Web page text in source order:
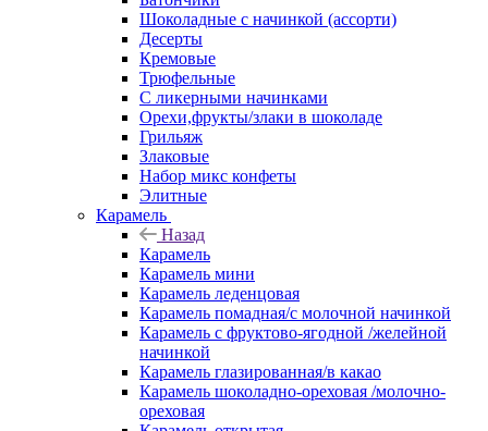
Шоколадные с начинкой (ассорти)
Десерты
Кремовые
Трюфельные
С ликерными начинками
Орехи,фрукты/злаки в шоколаде
Грильяж
Злаковые
Набор микс конфеты
Элитные
Карамель
Назад
Карамель
Карамель мини
Карамель леденцовая
Карамель помадная/с молочной начинкой
Карамель с фруктово-ягодной /желейной
начинкой
Карамель глазированная/в какао
Карамель шоколадно-ореховая /молочно-
ореховая